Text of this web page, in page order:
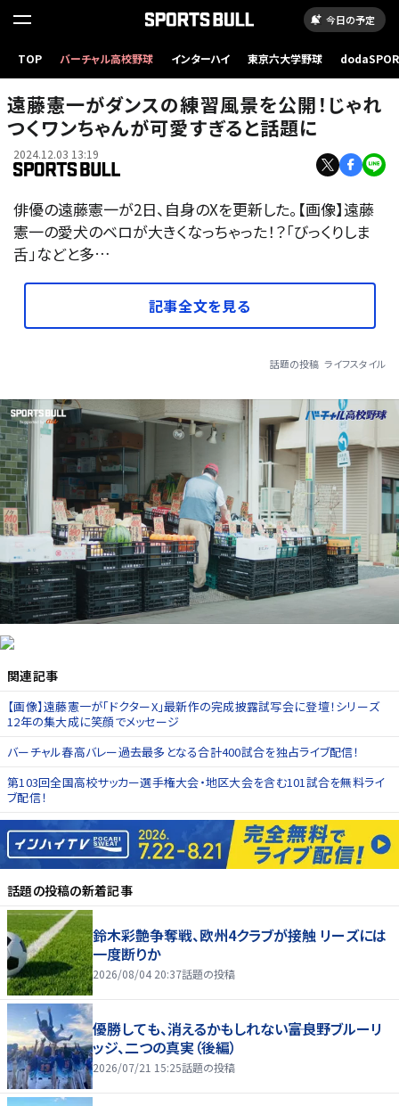
今日の予定
TOP バーチャル高校野球 インターハイ 東京六大学野球
遠藤憲一がダンスの練習風景を公開！じゃれ
つくワンちゃんが可愛すぎると話題に
2024.12.03 13:19
俳優の遠藤憲一が2日、自身のXを更新した。【画像】遠藤
憲一の愛犬のベロが大きくなっちゃった！？「びっくりしま
舌」などと多…
記事全文を見る
話題の投稿 ライフスタイル
関連記事
【画像】遠藤憲一が「ドクターX」最新作の完成披露試写会に登壇！シリーズ
12年の集大成に笑顔でメッセージ
バーチャル春高バレー過去最多となる合計400試合を独占ライブ配信！
第103回全国高校サッカー選手権大会・地区大会を含む101試合を無料ライ
ブ配信！
話題の投稿の新着記事
鈴木彩艶争奪戦、欧州4クラブが接触 リーズには
一度断りか
2026/08/04 20:37話題の投稿
優勝しても、消えるかもしれない――富良野ブルーリ
ッジ、二つの真実（後編）
2026/07/21 15:25話題の投稿